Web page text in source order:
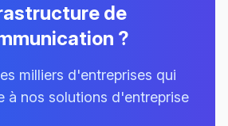
de
?
milliers d'entreprises qui
à nos solutions d'entreprise